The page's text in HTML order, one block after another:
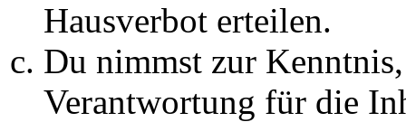
Hausverbot erteilen.
Du nimmst zur
Verantwortung für die